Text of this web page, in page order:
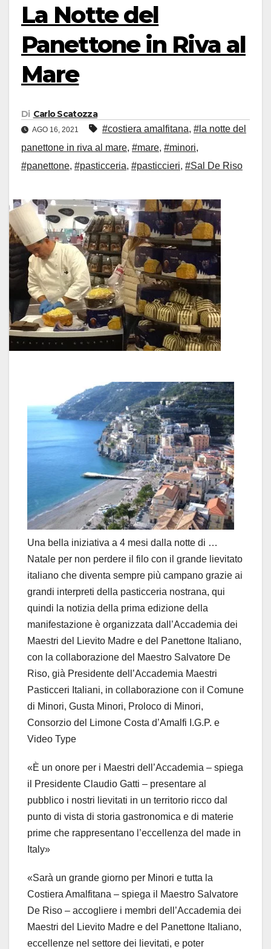
La Notte del
Panettone in Riva al
Mare
Di Carlo Scatozza
AGO 16, 2021 #costiera amalfitana, #la notte del
panettone in riva al mare, #mare, #minori,
#panettone, #pasticceria, #pasticcieri, #Sal De Riso
Una bella iniziativa a 4 mesi dalla notte di …
Natale per non perdere il filo con il grande lievitato
italiano che diventa sempre più campano grazie ai
grandi interpreti della pasticceria nostrana, qui
quindi la notizia della prima edizione della
manifestazione è organizzata dall’Accademia dei
Maestri del Lievito Madre e del Panettone Italiano,
con la collaborazione del Maestro Salvatore De
Riso, già Presidente dell’Accademia Maestri
Pasticceri Italiani, in collaborazione con il Comune
di Minori, Gusta Minori, Proloco di Minori,
Consorzio del Limone Costa d’Amalfi I.G.P. e
Video Type
«È un onore per i Maestri dell’Accademia – spiega
il Presidente Claudio Gatti – presentare al
pubblico i nostri lievitati in un territorio ricco dal
punto di vista di storia gastronomica e di materie
prime che rappresentano l’eccellenza del made in
Italy»
«Sarà un grande giorno per Minori e tutta la
Costiera Amalfitana – spiega il Maestro Salvatore
De Riso – accogliere i membri dell’Accademia dei
Maestri del Lievito Madre e del Panettone Italiano,
eccellenze nel settore dei lievitati, e poter